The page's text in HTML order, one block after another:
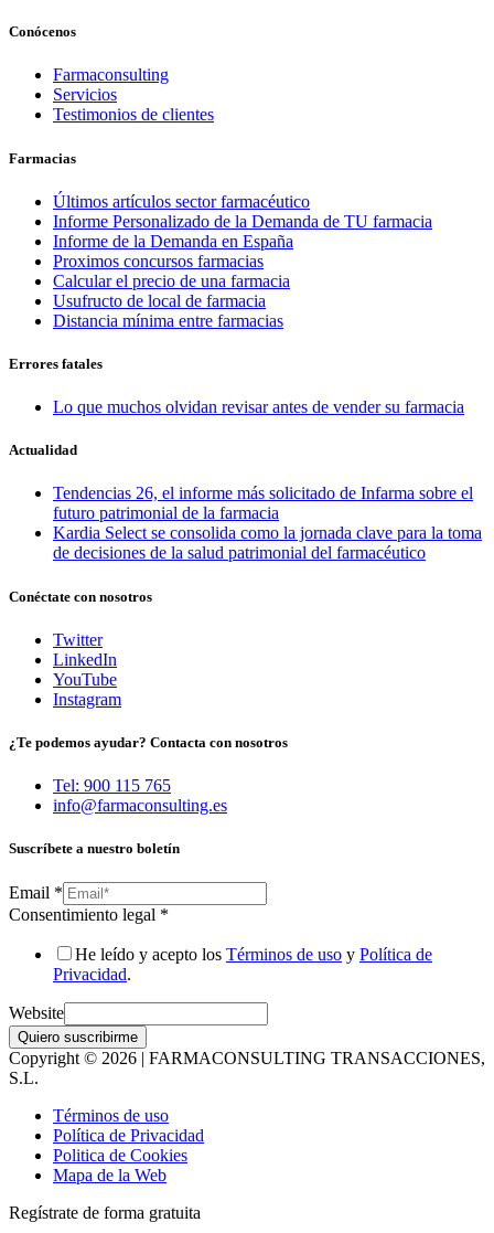
Conócenos
Farmaconsulting
Servicios
Testimonios de clientes
Farmacias
Últimos artículos sector farmacéutico
Informe Personalizado de la Demanda de TU farmacia
Informe de la Demanda en España
Proximos concursos farmacias
Calcular el precio de una farmacia
Usufructo de local de farmacia
Distancia mínima entre farmacias
Errores fatales
Lo que muchos olvidan revisar antes de vender su farmacia
Actualidad
Tendencias 26, el informe más solicitado de Infarma sobre el
futuro patrimonial de la farmacia
Kardia Select se consolida como la jornada clave para la toma
de decisiones de la salud patrimonial del farmacéutico
Conéctate con nosotros
Twitter
LinkedIn
YouTube
Instagram
¿Te podemos ayudar? Contacta con nosotros
Tel: 900 115 765
info@farmaconsulting.es
Suscríbete a nuestro boletín
Email *
Consentimiento legal *
He leído y acepto los Términos de uso y Política de
Privacidad.
Website
Quiero suscribirme
Copyright © 2026 | FARMACONSULTING TRANSACCIONES,
S.L.
Términos de uso
Política de Privacidad
Politica de Cookies
Mapa de la Web
Regístrate de forma gratuita